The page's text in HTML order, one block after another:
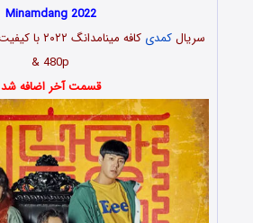
Minamdang 2022
سریالکمدی
& 480p
قسمت آخر اضافه شد